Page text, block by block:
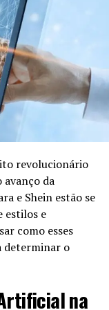
e sugerir
podem
se
peças, elas
em
online traz
precisa
revolucionário
avanço da
e Shein estão se
estilos e
como esses
determinar o
na